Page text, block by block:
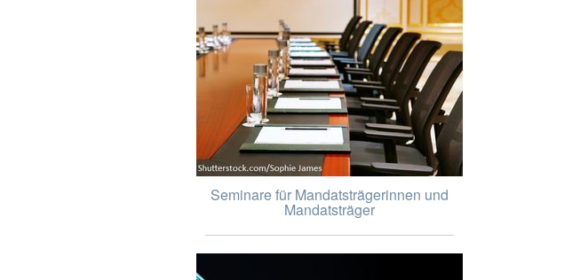
Seminare für Mandatsträgerinnen und
Mandatsträger